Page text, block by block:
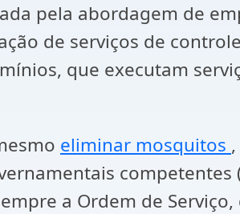
pela abordagem de
de serviços de
que executam
eliminar mosquitos
competentes
a Ordem de